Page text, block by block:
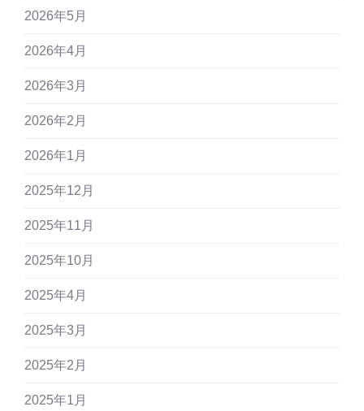
2026年5月
2026年4月
2026年3月
2026年2月
2026年1月
2025年12月
2025年11月
2025年10月
2025年4月
2025年3月
2025年2月
2025年1月